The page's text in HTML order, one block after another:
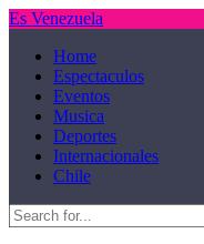
Es Venezuela
Home
Espectaculos
Eventos
Musica
Deportes
Internacionales
Chile